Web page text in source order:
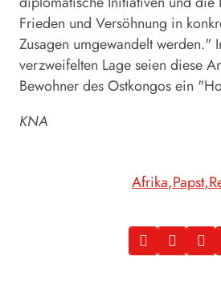
Frieden und Versöhnung in
Zusagen umgewandelt werden."
verzweifelten Lage seien diese
Bewohner des Ostkongos ein
KNA
Afrika Papst